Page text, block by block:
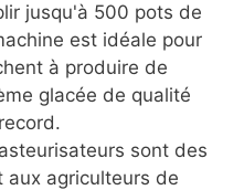
jusqu'à 500 pots de
est idéale pour
à produire de
glacée de qualité
sont des
aux agriculteurs de